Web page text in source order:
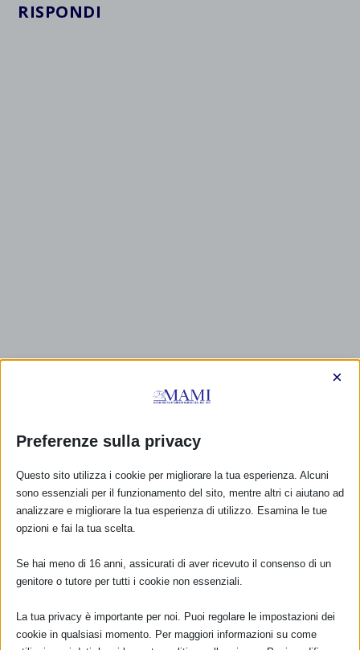
RISPONDI
Preferenze sulla privacy
×
Questo sito utilizza i cookie per migliorare la tua esperienza. Alcuni
sono essenziali per il funzionamento del sito, mentre altri ci aiutano ad
analizzare e migliorare la tua esperienza di utilizzo. Esamina le tue
opzioni e fai la tua scelta.
Se hai meno di 16 anni, assicurati di aver ricevuto il consenso di un
genitore o tutore per tutti i cookie non essenziali.
La tua privacy è importante per noi. Puoi regolare le impostazioni dei
cookie in qualsiasi momento. Per maggiori informazioni su come